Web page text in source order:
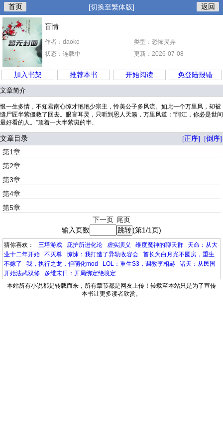
首页 [切换至繁体版] 返回
盲情
作者：daoko
类型：恐怖灵异
状态：连载中
更新：2026-07-08
加入书架 推荐本书 开始阅读 免登陆报错
文章简介
恨一生多情，不知君南心惊才艳艳少宗主，怜美公子多风流。如此一个万里风，却被
缝尸匠半紫僵救了回去。眼盲耳灵，只听到恩人天籁，万里风道：“阿江，你必是世间
最好看的人。”顶着一大半紫斑的半..
文章目录 [正序]
[倒序]
第1章
第2章
第3章
第4章
第5章
下一页 尾页
输入页数
(第1/1页)
猜你喜欢： 三塔游戏 庇护所进化论 虚实演义 维度魔神的聊天群
天命：从大
业十二年开始
不灭尊 惊悚：我打造了异轨收容会
首长为白月光不圆房，重生
不嫁了
我，执行之龙，但萌化mod LOL：重生S3，调教李相赫
诸天：从民国
开始法武双修
多维末日：开局绑定绝境定
本站所有小说都是转载而来，所有章节都是网友上传！转载至本站只是为了宣传
本书让更多读者欣赏。